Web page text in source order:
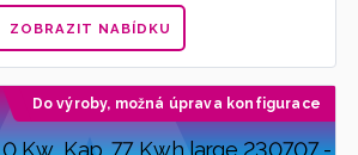
ZOBRAZIT NABÍDKU
Doporučujeme
Do výroby, možná úprava konfigurace